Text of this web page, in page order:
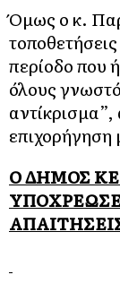
Όμως ο κ.
περίοδο που
όλους
επιχορήγηση
Ο ΔΗΜΟΣ